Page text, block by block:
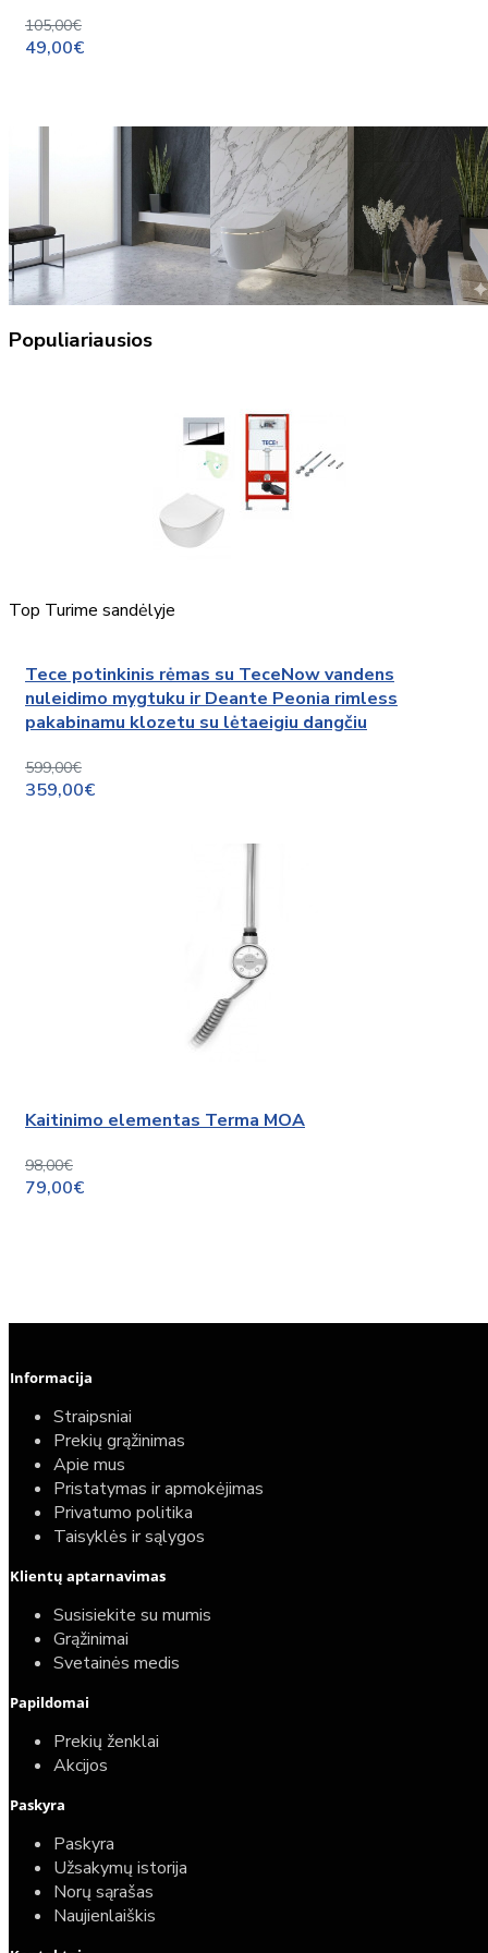
105,00€
49,00€
Populiariausios
Top Turime sandėlyje
Tece potinkinis rėmas su TeceNow vandens
nuleidimo mygtuku ir Deante Peonia rimless
pakabinamu klozetu su lėtaeigiu dangčiu
599,00€
359,00€
Kaitinimo elementas Terma MOA
98,00€
79,00€
Elektrinio gyvatuko paruošimo paslauga
40,00€
25,00€
Informacija
Straipsniai
Prekių grąžinimas
Apie mus
Pristatymas ir apmokėjimas
Privatumo politika
Taisyklės ir sąlygos
Klientų aptarnavimas
Susisiekite su mumis
Grąžinimai
Svetainės medis
Papildomai
Prekių ženklai
Akcijos
Paskyra
Paskyra
Užsakymų istorija
Norų sąrašas
Naujienlaiškis